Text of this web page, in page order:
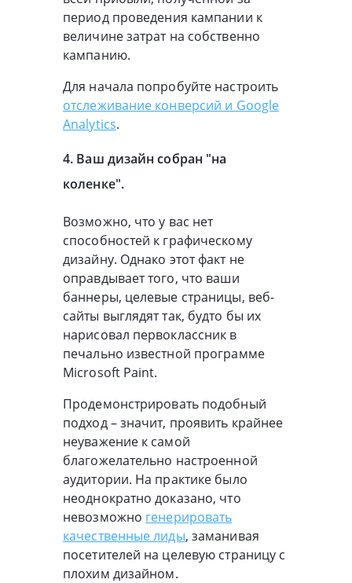
период проведения кампании к
величине затрат на собственно
кампанию.
Для начала попробуйте настроить
отслеживание конверсий и Google
Analytics.
4. Ваш дизайн собран "на
коленке".
Возможно, что у вас нет
способностей к графическому
дизайну. Однако этот факт не
оправдывает того, что ваши
баннеры, целевые страницы, веб-
сайты выглядят так, будто бы их
нарисовал первоклассник в
печально известной программе
Microsoft Paint.
Продемонстрировать подобный
подход – значит, проявить крайнее
неуважение к самой
благожелательно настроенной
аудитории. На практике было
неоднократно доказано, что
невозможно генерировать
качественные лиды, заманивая
посетителей на целевую страницу с
плохим дизайном.